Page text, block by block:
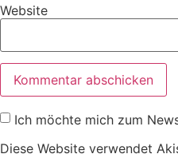
Website
Ich möchte mich zum
Diese Website verwendet